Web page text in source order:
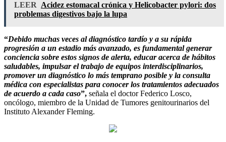
LEER Acidez estomacal crónica y Helicobacter pylori: dos
problemas digestivos bajo la lupa
“Debido muchas veces al diagnóstico tardío y a su rápida
progresión a un estadio más avanzado, es fundamental generar
conciencia sobre estos signos de alerta, educar acerca de hábitos
saludables, impulsar el trabajo de equipos interdisciplinarios,
promover un diagnóstico lo más temprano posible y la consulta
médica con especialistas para conocer los tratamientos adecuados
de acuerdo a cada caso”, señala el doctor Federico Losco,
oncólogo, miembro de la Unidad de Tumores genitourinarios del
Instituto Alexander Fleming.